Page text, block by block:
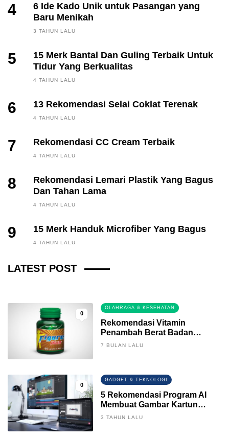
4
6 Ide Kado Unik untuk Pasangan yang
Baru Menikah
3 TAHUN LALU
5
15 Merk Bantal Dan Guling Terbaik Untuk
Tidur Yang Berkualitas
4 TAHUN LALU
6 13 Rekomendasi Selai Coklat Terenak
4 TAHUN LALU
7 Rekomendasi CC Cream Terbaik
4 TAHUN LALU
8
Rekomendasi Lemari Plastik Yang Bagus
Dan Tahan Lama
4 TAHUN LALU
9 15 Merk Handuk Microfiber Yang Bagus
4 TAHUN LALU
LATEST POST
FINANCE, INVESTING
3 BULAN LALU
0
OLAHRAGA & KESEHATAN
Rekomendasi Vitamin
Penambah Berat Badan
Terbaik
7 BULAN LALU
0
GADGET & TEKNOLOGI
5 Rekomendasi Program AI
Membuat Gambar Kartun
Keren
3 TAHUN LALU